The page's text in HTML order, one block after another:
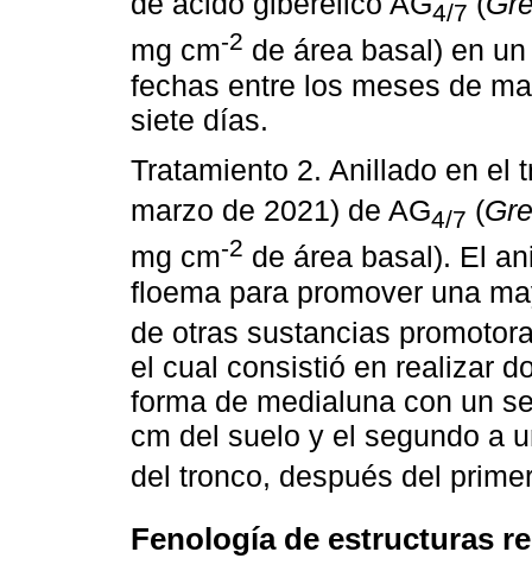
4/7
mg cm-2 de área basal) en
fechas entre los meses de
siete días.
Tratamiento 2. Anillado en el
marzo de 2021) de AG4/7 (
mg cm-2 de área basal). El
floema para promover una
de otras sustancias
el cual consistió en realizar
forma de medialuna con un
cm del suelo y el segundo a
del tronco, después del
Fenología de estructuras